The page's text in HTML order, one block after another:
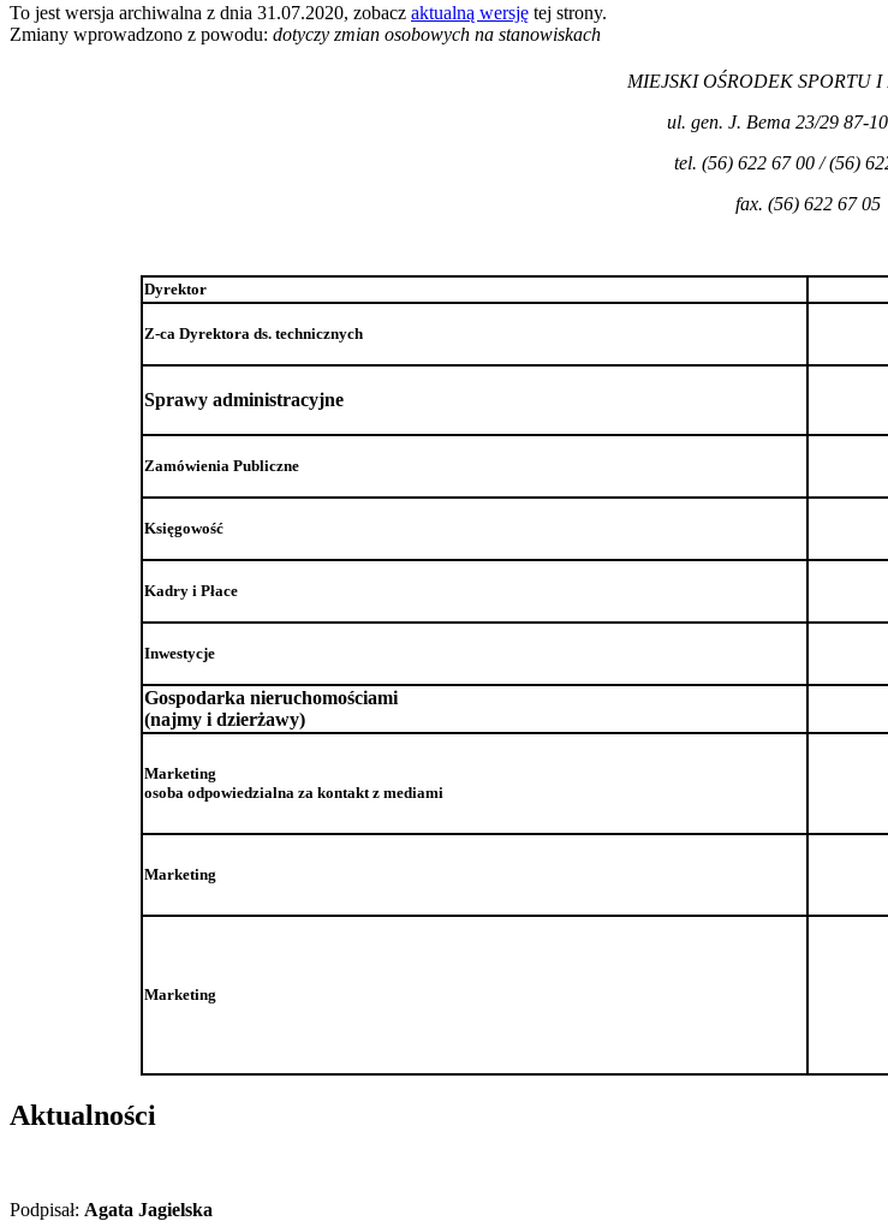
To jest wersja archiwalna z dnia 31.07.2020, zobacz aktualną wersję tej strony.
Zmiany wprowadzono z powodu: dotyczy zmian osobowych na stanowiskach
MIEJSKI OŚRODEK SPORTU I
ul. gen. J. Bema 23/29 87-
tel. (56) 622 67 00 / (56)
fax. (56) 622 67 05
Dyrektor
Z-ca Dyrektora ds. technicznych
Sprawy administracyjne
Zamówienia Publiczne
Księgowość
Kadry i Płace
Inwestycje
Gospodarka nieruchomościami
(najmy i dzierżawy)
Marketing
osoba odpowiedzialna za kontakt z mediami
Marketing
Marketing
Aktualności
Podpisał: Agata Jagielska